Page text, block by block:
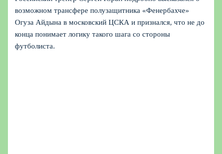
возможном трансфере полузащитника «Фенербахче»
Огуза Айдына в московский ЦСКА и признался, что не до
конца понимает логику такого шага со стороны
футболиста.